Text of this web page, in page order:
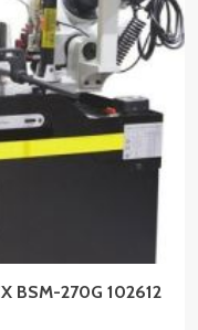
BSM-270G 102612